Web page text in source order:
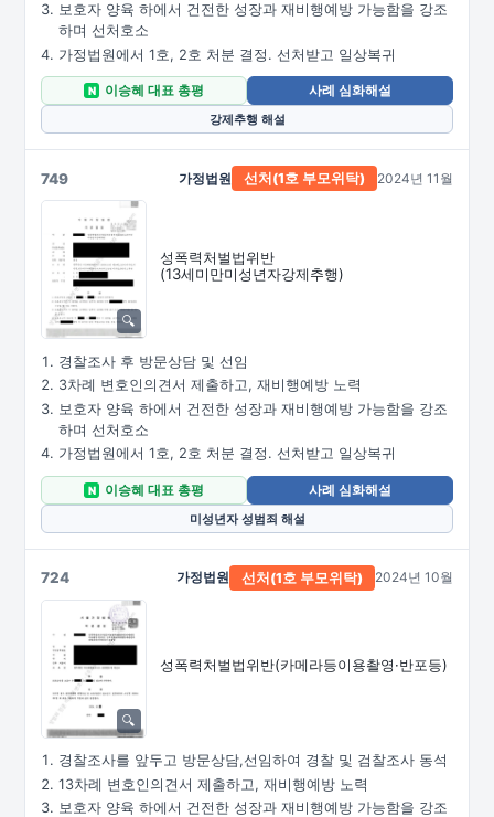
보호자 양육 하에서 건전한 성장과 재비행예방 가능함을 강조
하며 선처호소
가정법원에서 1호, 2호 처분 결정. 선처받고 일상복귀
N 이승혜 대표 총평
사례 심화해설
강제추행 해설
749
성폭력처벌법위반
(13세미만미성년자강제추행)
가정법원 선처(1호 부모위탁) 2024년 11월
경찰조사 후 방문상담 및 선임
3차례 변호인의견서 제출하고, 재비행예방 노력
보호자 양육 하에서 건전한 성장과 재비행예방 가능함을 강조
하며 선처호소
가정법원에서 1호, 2호 처분 결정. 선처받고 일상복귀
N 이승혜 대표 총평
사례 심화해설
미성년자 성범죄 해설
724
성폭력처벌법위반(카메라등이용촬영·반포등)
가정법원 선처(1호 부모위탁) 2024년 10월
경찰조사를 앞두고 방문상담,선임하여 경찰 및 검찰조사 동석
13차례 변호인의견서 제출하고, 재비행예방 노력
보호자 양육 하에서 건전한 성장과 재비행예방 가능함을 강조